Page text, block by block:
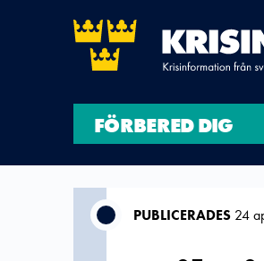
FÖRBERED DIG
PUBLICERADES 24